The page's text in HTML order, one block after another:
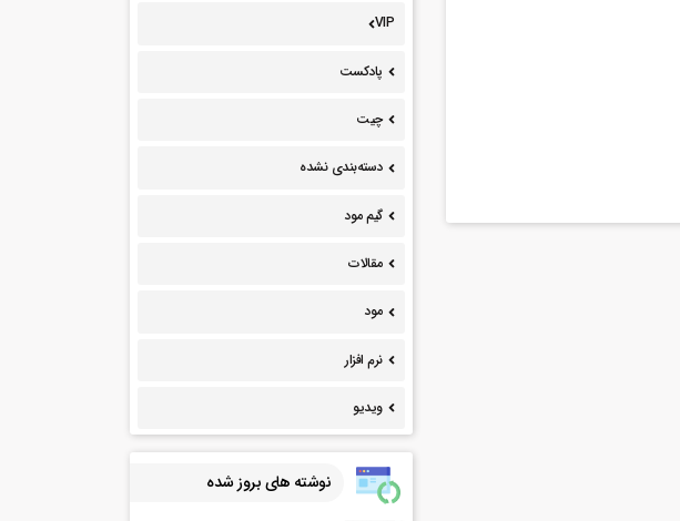
VIP
پادکست
چیت
دسته‌بندی نشده
گیم مود
مقالات
مود
نرم افزار
ویدیو
نوشته های بروز شده